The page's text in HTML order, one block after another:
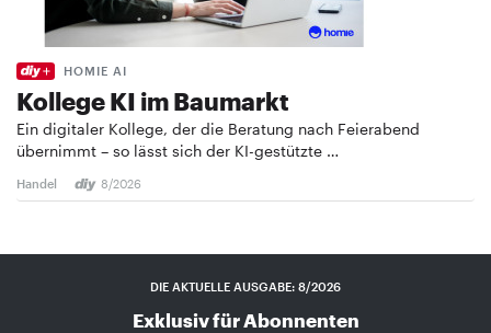
HOMIE AI
Kollege KI im Baumarkt
Ein digitaler Kollege, der die Beratung nach Feierabend
übernimmt – so lässt sich der KI-gestützte …
Handel 8/2026
DIE AKTUELLE AUSGABE: 8/2026
Exklusiv für Abonnenten